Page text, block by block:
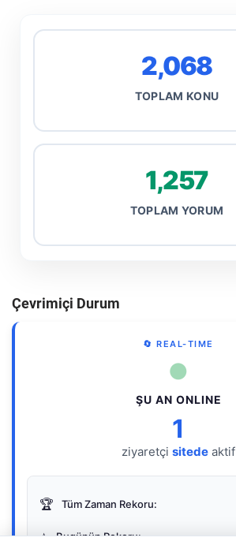
2,068
TOPLAM KONU
1,257
TOPLAM YORUM
Çevrimiçi Durum
🔄 REAL-TIME
●
ŞU AN ONLINE
1
ziyaretçi sitede aktif
🏆 Tüm Zaman Rekoru:
⭐ Bugünün Rekoru: